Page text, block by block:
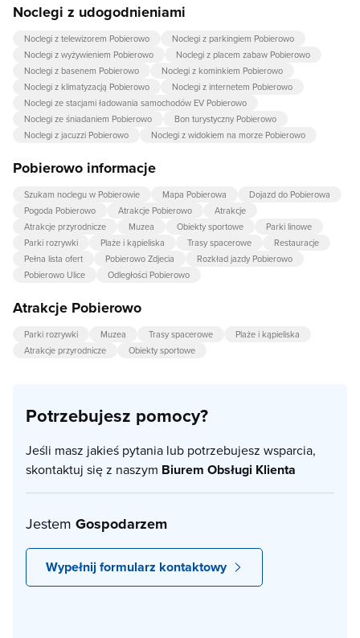
Noclegi z udogodnieniami
Noclegi z telewizorem Pobierowo
Noclegi z parkingiem Pobierowo
Noclegi z wyżywieniem Pobierowo
Noclegi z placem zabaw Pobierowo
Noclegi z basenem Pobierowo
Noclegi z kominkiem Pobierowo
Noclegi z klimatyzacją Pobierowo
Noclegi z internetem Pobierowo
Noclegi ze stacjami ładowania samochodów EV Pobierowo
Noclegi ze śniadaniem Pobierowo
Bon turystyczny Pobierowo
Noclegi z jacuzzi Pobierowo
Noclegi z widokiem na morze Pobierowo
Pobierowo informacje
Szukam noclegu w Pobierowie Mapa Pobierowa
Dojazd do Pobierowa
Pogoda Pobierowo
Atrakcje Pobierowo
Atrakcje
Atrakcje przyrodnicze
Muzea Obiekty sportowe
Parki linowe
Parki rozrywki
Plaże i kąpieliska Trasy spacerowe
Restauracje
Pełna lista ofert
Pobierowo Zdjecia
Rozkład jazdy Pobierowo
Pobierowo Ulice
Odległości Pobierowo
Atrakcje Pobierowo
Parki rozrywki Muzea Trasy spacerowe
Plaże i kąpieliska
Atrakcje przyrodnicze
Obiekty sportowe
Potrzebujesz pomocy?
Jeśli masz jakieś pytania lub potrzebujesz wsparcia,
skontaktuj się z naszym Biurem Obsługi Klienta
Jestem Gospodarzem
Wypełnij formularz kontaktowy